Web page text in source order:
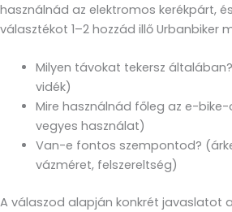
használnád az elektromos kerékpárt,
választékot 1–2 hozzád illő Urbanbiker
Milyen távokat tekersz
vidék)
Mire használnád főleg az e-
vegyes használat)
Van-e fontos szempontod?
vázméret, felszereltség)
A válaszod alapján konkrét javaslatot